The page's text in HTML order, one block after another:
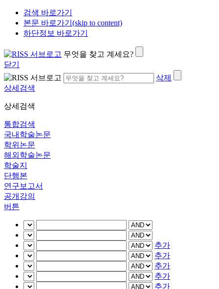
검색 바로가기
본문 바로가기(skip to content)
하단정보 바로가기
무엇을 찾고 계세요?
닫기
삭제
상세검색
상세검색
통합검색
국내학술논문
학위논문
해외학술논문
학술지
단행본
연구보고서
공개강의
버튼
추가
추가
추가
추가
추가